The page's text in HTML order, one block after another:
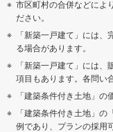
市区町村の合併などによ
ださい。
「新築一戸建て」には
る場合があります。
「新築一戸建て」には
項目もあります。各問い
「建築条件付き土地」の
「建築条件付き土地」
例であり、プランの採用